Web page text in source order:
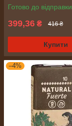
Готово до відправки
399,36 ₴ 416 ₴
Купити
–4%